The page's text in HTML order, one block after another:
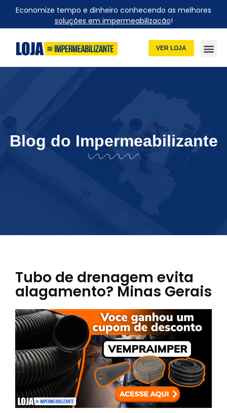
Economize tempo e dinheiro conhecendo as melhores
soluções em impermeabilizacão!
VER LOJA
Blog do Impermeabilizante
Tubo de drenagem evita
alagamento? Minas Gerais